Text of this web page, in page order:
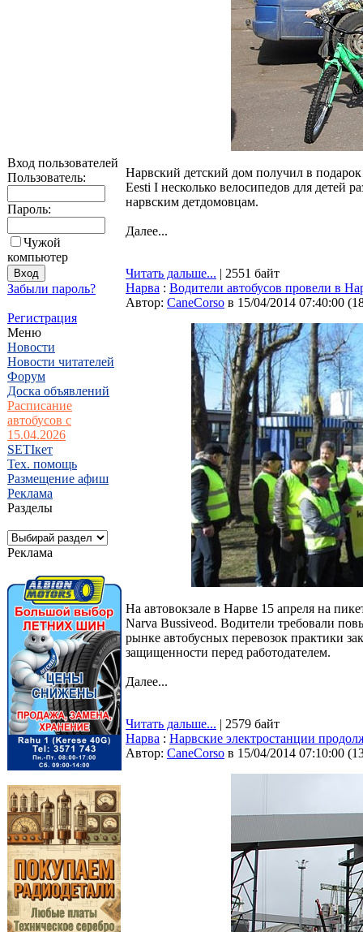
Вход пользователей
Пользователь:
Пароль:
Чужой
компьютер
Забыли пароль?
Регистрация
Меню
Новости
Новости читателей
Форум
Доска объявлений
Расписание
автобусов с
15.04.2026
SETIкет
Тех. помощь
Размещение афиш
Реклама
Разделы
Реклама
Нарвский детский дом получил в
Eesti I несколько велосипедов для детей
нарвским детдомовцам.
Далее...
Читать дальше... | 2551 байт
Нарва : Водители автобусов провели в
Автор: CaneCorso в 15/04/2014 07:40:00 (
На автовокзале в Нарве 15 апреля на
Narva Bussiveod. Водители требовали
рынке автобусных перевозок практики
защищенности перед работодателем.
Далее...
Читать дальше... | 2579 байт
Нарва : Нарвские электростанции
Автор: CaneCorso в 15/04/2014 07:10:00 (